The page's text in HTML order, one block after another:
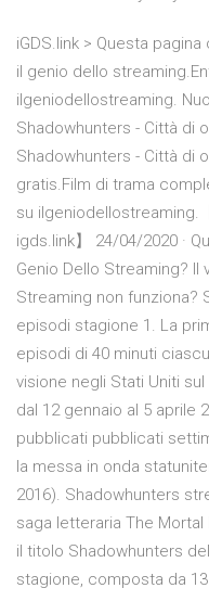
iGDS.link > Questa
il genio dello
ilgeniodellostreaming.
Shadowhunters - Città di
Shadowhunters - Città di
gratis.Film di trama
su ilgeniodellostreaming.
igds.link】 24/04/2020 ·
Genio Dello Streaming?
Streaming non funziona?
episodi stagione 1. La
episodi di 40 minuti
visione negli Stati Uniti
dal 12 gennaio al 5 aprile
pubblicati pubblicati
la messa in onda
2016). Shadowhunters
saga letteraria The
il titolo Shadowhunters
stagione, composta da